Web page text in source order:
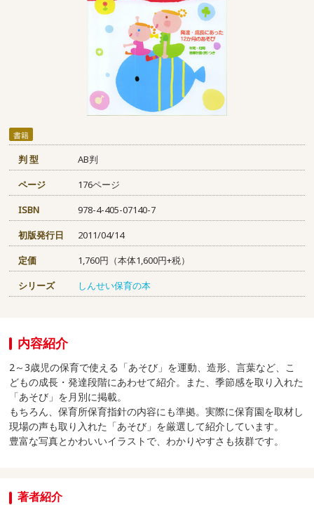
書籍
判 型
AB判
ページ
176ページ
ISBN
978-4-405-07140-7
初版発行日
2011/04/14
定価
1,760円（本体1,600円+税）
シリーズ
しんせい保育の本
内容紹介
2～3歳児の保育で使える「あそび」を運動、造形、言葉など、こ
どもの成長・発達段階にあわせて紹介。また、季節感を取り入れた
「あそび」を月別に掲載。
もちろん、保育所保育指針の内容にも準拠。実際に保育園を取材し
現場の声も取り入れた「あそび」を厳選して紹介しています。
豊富な写真とかわいいイラストで、わかりやすさも抜群です。
著者紹介